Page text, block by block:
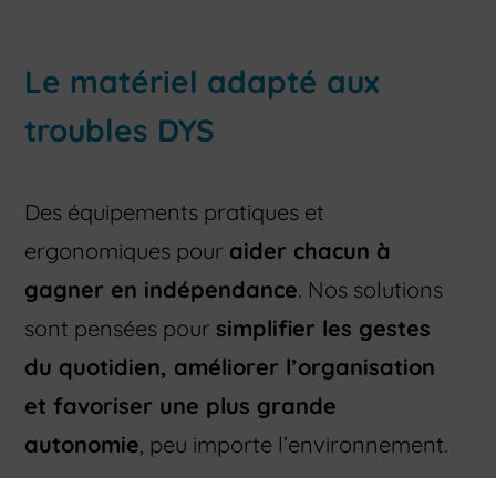
Le matériel adapté aux
troubles DYS
Des équipements pratiques et
ergonomiques pour aider chacun à
gagner en indépendance. Nos solutions
sont pensées pour simplifier les gestes
du quotidien, améliorer l’organisation
et favoriser une plus grande
autonomie, peu importe l’environnement.